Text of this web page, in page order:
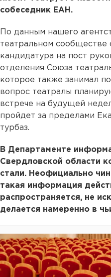
собеседник ЕАН.
По данным нашего
театральном сообществе
кандидатура на пост
отделения Союза
которое также занимал
вопрос театралы
встрече на будущей
пройдет за пределами
турбаз.
В Департаменте
Свердловской области
стали. Неофициально
такая информация
распространяется, не
делается намеренно в